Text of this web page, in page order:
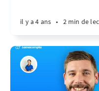
il y a 4 ans • 2 min de